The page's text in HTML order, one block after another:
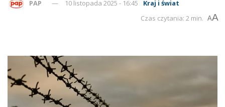
PAP 10 listopada 2025 - 16:45
Kraj i świat
Czas czytania: 2 min. AA